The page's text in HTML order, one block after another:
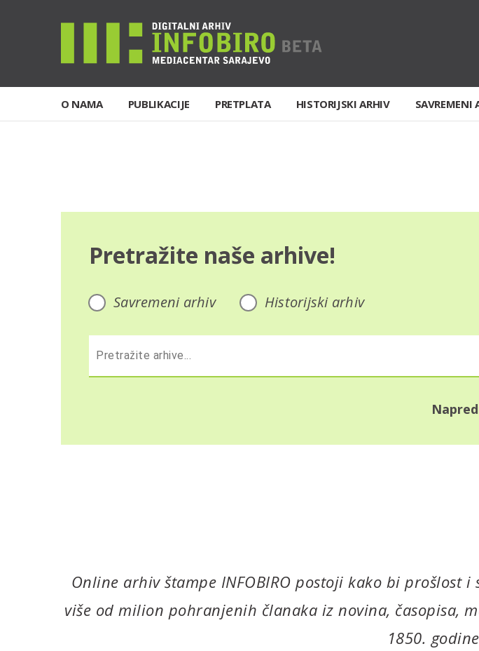
O NAMA PUBLIKACIJE PRETPLATA HISTORIJSKI ARHIV SAVREMENI
Pretražite naše arhive!
Savremeni arhiv Historijski arhiv
Online arhiv štampe INFOBIRO postoji kako bi prošlost
više od milion pohranjenih članaka iz novina, časopisa,
1850.